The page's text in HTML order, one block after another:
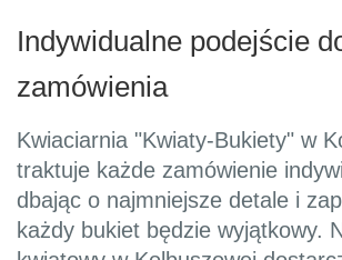
Indywidualne podejście
zamówienia
Kwiaciarnia "Kwiaty-Bukiety" w
traktuje każde zamówienie
dbając o najmniejsze detale i
każdy bukiet będzie wyjątkowy.